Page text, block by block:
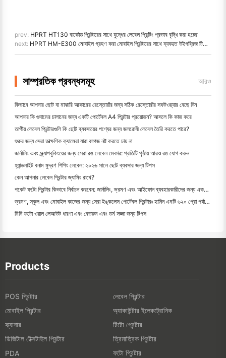
prev: HPRT HT130 বার্কোড প্রিন্টারের সাথে যুদ্ধের লেবেল প্রিন্টিং প্রভাব বৃদ্ধি করা হচ্ছে
next: HPRT HM-E300 মোবাইল গ্রহণ করা মোবাইল প্রিন্টারের সাথে ব্যবহৃত উইগব্রিজ টিকেট প্রিন্টিং
সাম্প্রতিক প্রবন্ধসমূহ আরও
কিভাবে আপনার ছোট বা মাঝারি আকারের রেস্তোরাঁর জন্য সঠিক রেস্তোরাঁর সফটওয়্যার বেছে নিন
আপনার কি গুদামের চালানের জন্য একটি পোর্টেবল A4 প্রিন্টার প্রয়োজন? আসলে কি কাজ করে
তাপীয় লেবেল প্রিন্টারগুলি কি ছোট ব্যবসায়ের পণ্যের জন্য জলরোধী লেবেল তৈরি করতে পারে?
শুরুর জন্য সেরা তাত্ক্ষণিক ক্যামেরা যারা কাগজ নষ্ট করতে চায় না
জার্নালিং এবং স্ক্র্যাপবুকিংয়ের জন্য সেরা রঙ লেবেল মেকার: প্রতিটি পৃষ্ঠায় আরও রঙ যোগ করুন
হ্যান্ডলাইট বনাম মুদ্রণ শিপিং লেবেল: ২০২৬ সালে ছোট ব্যবসার জন্য টিপস
কেন আপনার লেবেল প্রিন্টার জ্যামিং রাখে?
পকেট ফটো প্রিন্টার কিভাবে নির্বাচন করবেন: জার্নালিং, ভ্রমণ এবং আইফোন ব্যবহারকারীদের জন্য একটি সম্পূর্ণ গাই
ভ্রমণ, স্কুল এবং মোবাইল কাজের জন্য সেরা ইঙ্কলেস পোর্টেবল প্রিন্টারঃ হানিন এমটি ৬২০ প্রো পর্যালোচনা
মিনি ফটো ওয়াল লেআউট ধারণা এবং বেডরুম এবং ডর্ম সজ্জা জন্য টিপস
Products
POS প্রিন্টার
লেবেল প্রিন্টার
মোবাইল প্রিন্টার
অ্যাকাউন্টার ইলেকট্রোনিক
স্ক্যানার
টিটো প্রেন্টার
ডিজিটাল টেক্সটাইল প্রিন্টার
ত্রিমাত্রিক প্রিন্টার
PDA
ফটো প্রিন্টার